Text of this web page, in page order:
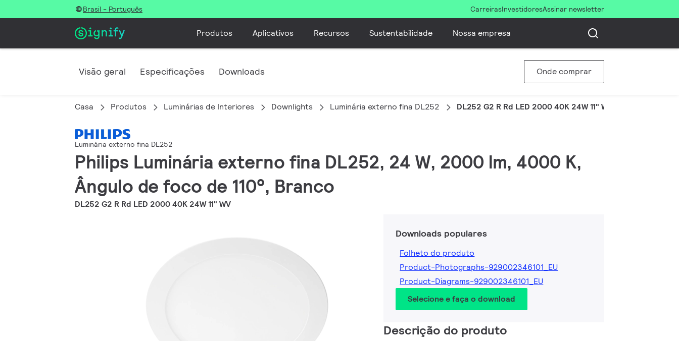
Brasil - Português CarreirasInvestidoresAssinar newsletter
Produtos Aplicativos Recursos Sustentabilidade Nossa empresa
Visão geral Especificações Downloads Onde comprar
Casa Produtos Luminárias de Interiores Downlights Luminária externo fina DL252 DL252 G2 R Rd LED 2000 40K 24W 11" WV
Luminária externo fina DL252
Philips Luminária externo fina DL252, 24 W, 2000 lm, 4000 K,
Ângulo de foco de 110°, Branco
DL252 G2 R Rd LED 2000 40K 24W 11" WV
Downloads populares
Folheto do produto
Product-Photographs-929002346101_EU
Product-Diagrams-929002346101_EU
Selecione e faça o download
Descrição do produto